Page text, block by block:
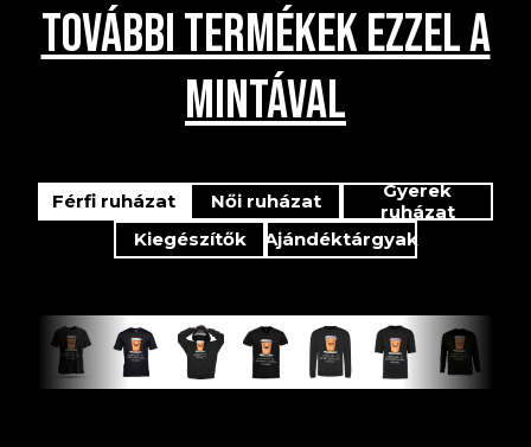
TOVÁBBI TERMÉKEK EZZEL A
MINTÁVAL
Férfi ruházat Női ruházat
Gyerek
ruházat
Kiegészítők
Ajándéktárgyak